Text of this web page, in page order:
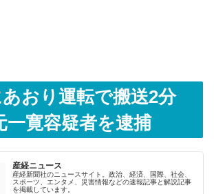
おり運転で搬送2分
一寛容疑者を逮捕
産経ニュース
産経新聞社のニュースサイト。政治、経済、国際、社会、
スポーツ、エンタメ、災害情報などの速報記事と解説記事
を掲載しています。